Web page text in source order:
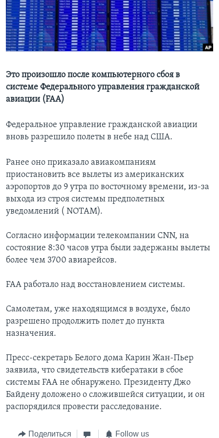
Learning English
СОЦИАЛЬНЫЕ СЕТИ
Языки
Это произошло после компьютерного сбоя в
системе Федерального управления гражданской
авиации (FAA)
Федеральное управление гражданской авиации
вновь разрешило полеты в небе над США.
Ранее оно приказало авиакомпаниям
приостановить все вылеты из американских
аэропортов до 9 утра по восточному времени, из-за
выхода из строя системы предполетных
уведомлений ( NOTAM).
Согласно информации телекомпании СNN, на
состояние 8:30 часов утра были задержаны вылеты
более чем 3700 авиарейсов.
FAA работало над восстановлением системы.
Самолетам, уже находящимся в воздухе, было
разрешено продолжить полет до пункта
назначения.
Пресс-секретарь Белого дома Карин Жан-Пьер
заявила, что свидетельств кибератаки в сбое
системы FAA не обнаружено. Президенту Джо
Байдену доложено о сложившейся ситуации, и он
распорядился провести расследование.
Поделиться Follow us